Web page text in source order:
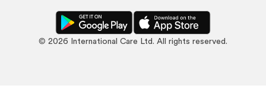
© 2026 International Care Ltd. All rights reserved.